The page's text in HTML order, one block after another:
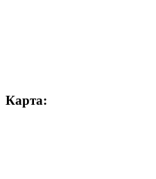
Карта: